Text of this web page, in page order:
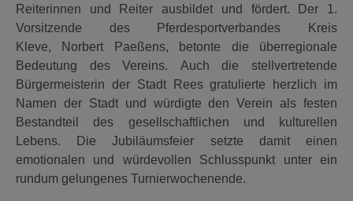
Reiterinnen und Reiter ausbildet und fördert. Der 1.
Vorsitzende des Pferdesportverbandes Kreis
Kleve, Norbert Paeßens, betonte die überregionale
Bedeutung des Vereins. Auch die stellvertretende
Bürgermeisterin der Stadt Rees gratulierte herzlich im
Namen der Stadt und würdigte den Verein als festen
Bestandteil des gesellschaftlichen und kulturellen
Lebens. Die Jubiläumsfeier setzte damit einen
emotionalen und würdevollen Schlusspunkt unter ein
rundum gelungenes Turnierwochenende.